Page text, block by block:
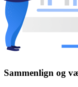
Sammenlign og